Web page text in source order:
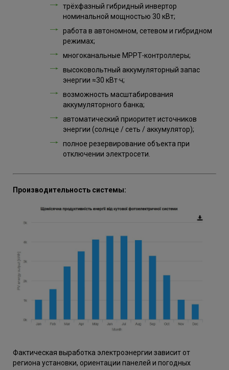
трёхфазный гибридный инвертор
номинальной мощностью 30 кВт;
работа в автономном, сетевом и гибридном
режимах;
многоканальные MPPT‑контроллеры;
высоковольтный аккумуляторный запас
энергии ≈30 кВт·ч;
возможность масштабирования
аккумуляторного банка;
автоматический приоритет источников
энергии (солнце / сеть / аккумулятор);
полное резервирование объекта при
отключении электросети.
Производительность системы:
Фактическая выработка электроэнергии зависит от
региона установки, ориентации панелей и погодных